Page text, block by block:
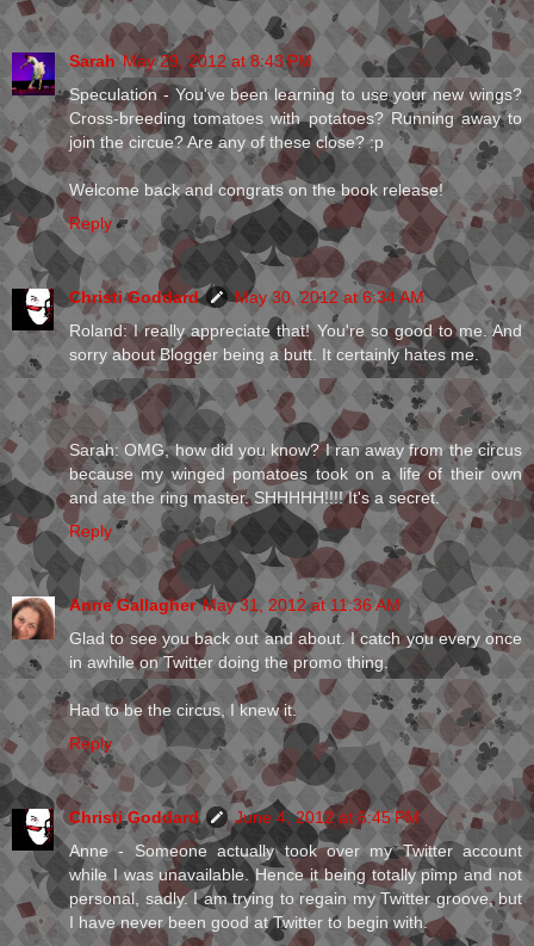
Sarah May 29, 2012 at 8:43 PM
Speculation - You've been learning to use your new wings?
Cross-breeding tomatoes with potatoes? Running away to
join the circue? Are any of these close? :p
Welcome back and congrats on the book release!
Reply
Christi Goddard
May 30, 2012 at 6:34 AM
Roland: I really appreciate that! You're so good to me. And
sorry about Blogger being a butt. It certainly hates me.
Sarah: OMG, how did you know? I ran away from the circus
because my winged pomatoes took on a life of their own
and ate the ring master. SHHHHH!!!! It's a secret.
Reply
Anne Gallagher May 31, 2012 at 11:36 AM
Glad to see you back out and about. I catch you every once
in awhile on Twitter doing the promo thing.
Had to be the circus, I knew it.
Reply
Christi Goddard
June 4, 2012 at 6:45 PM
Anne - Someone actually took over my Twitter account
while I was unavailable. Hence it being totally pimp and not
personal, sadly. I am trying to regain my Twitter groove, but
I have never been good at Twitter to begin with.